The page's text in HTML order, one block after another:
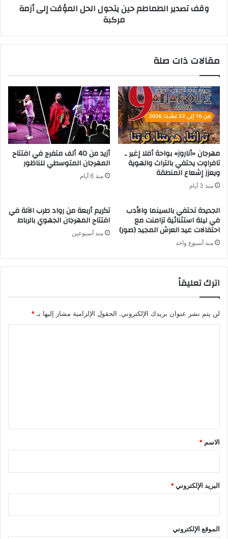
وقف تصدير الطماطم حين يتحول الحل المؤقت إلى أزمة
مركبة
مقالات ذات صلة
مهرجان «أناروز» بواحة أفلا إغير ـ
تافراوت يحتفي بالتراث والهوية
ويعزز إشعاع المنطقة
منذ 3 أيام
أزيد من 40 ألف متفرج في افتتاح
المهرجان المتوسطي للناظور
منذ 6 أيام
الجديدة تحتفي بالسينما والأدب
في ليلة استثنائية تزامنت مع
احتفالات عيد العرش المجيد (صور)
منذ أسبوع واحد
تكريم أربعة من رواد طرب الآلة في
افتتاح المهرجان الجهوي بالرباط
منذ أسبوعين
اترك تعليقاً
لن يتم نشر عنوان بريدك الإلكتروني. الحقول الإلزامية مشار إليها بـ *
*
الاسم *
البريد الإلكتروني*
الموقع الإلكتروني